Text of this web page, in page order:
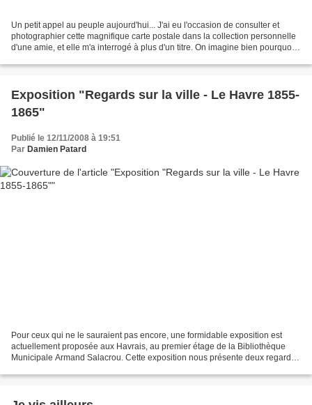
Un petit appel au peuple aujourd'hui... J'ai eu l'occasion de consulter et
photographier cette magnifique carte postale dans la collection personnelle
d'une amie, et elle m'a interrogé à plus d'un titre. On imagine bien pourquoi
Exposition "Regards sur la ville - Le Havre 1855-
1865"
Publié le 12/11/2008 à 19:51
Par Damien Patard
Pour ceux qui ne le sauraient pas encore, une formidable exposition est
actuellement proposée aux Havrais, au premier étage de la Bibliothèque
Municipale Armand Salacrou. Cette exposition nous présente deux regards